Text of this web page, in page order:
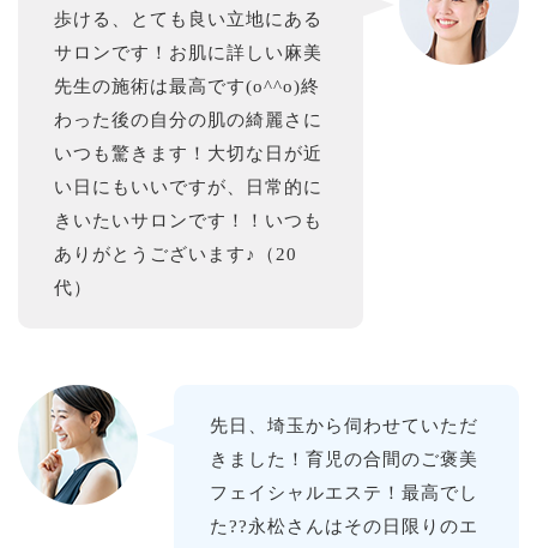
歩ける、とても良い立地にある
サロンです！お肌に詳しい麻美
先生の施術は最高です(o^^o)終
わった後の自分の肌の綺麗さに
いつも驚きます！大切な日が近
い日にもいいですが、日常的に
きいたいサロンです！！いつも
ありがとうございます♪（20
代）
先日、埼玉から伺わせていただ
きました！育児の合間のご褒美
フェイシャルエステ！最高でし
た??永松さんはその日限りのエ